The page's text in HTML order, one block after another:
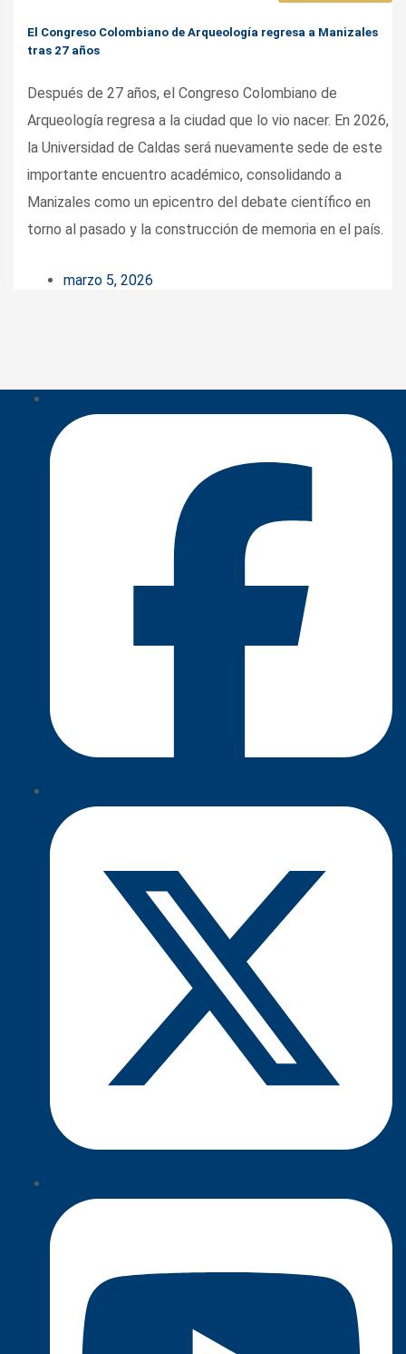
El Congreso Colombiano de Arqueología regresa a Manizales
tras 27 años
Después de 27 años, el Congreso Colombiano de
Arqueología regresa a la ciudad que lo vio nacer. En 2026,
la Universidad de Caldas será nuevamente sede de este
importante encuentro académico, consolidando a
Manizales como un epicentro del debate científico en
torno al pasado y la construcción de memoria en el país.
marzo 5, 2026